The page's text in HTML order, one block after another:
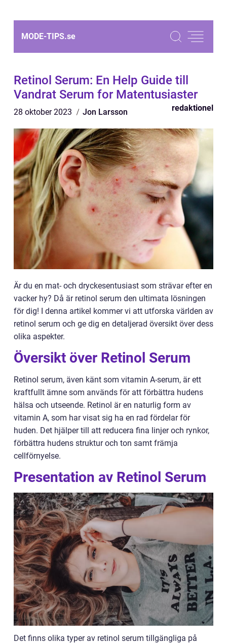
MODE-TIPS.se
Retinol Serum: En Help Guide till
Vandrat Serum for Matentusiaster
28 oktober 2023 Jon Larsson redaktionel
Är du en mat- och dryckesentusiast som strävar efter en
vacker hy? Då är retinol serum den ultimata lösningen
för dig! I denna artikel kommer vi att utforska världen av
retinol serum och ge dig en detaljerad översikt över dess
olika aspekter.
Översikt över Retinol Serum
Retinol serum, även känt som vitamin A-serum, är ett
kraftfullt ämne som används för att förbättra hudens
hälsa och utseende. Retinol är en naturlig form av
vitamin A, som har visat sig ha en rad fördelar för
huden. Det hjälper till att reducera fina linjer och rynkor,
förbättra hudens struktur och ton samt främja
cellförnyelse.
Presentation av Retinol Serum
Det finns olika typer av retinol serum tillgängliga på